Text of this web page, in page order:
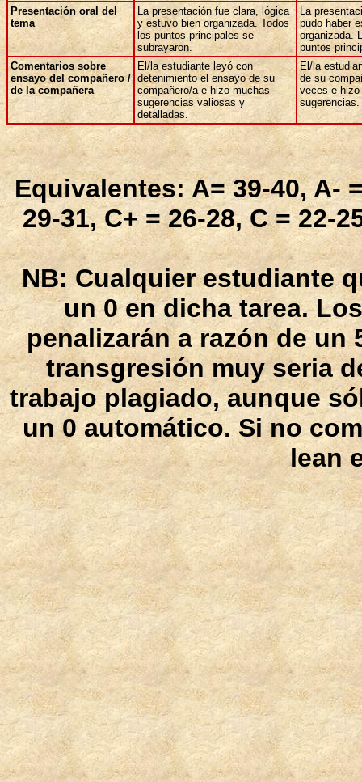
Presentación oral del
tema
La presentación fue clara, lógica
y estuvo bien organizada. Todos
los puntos principales se
subrayaron.
La
pudo haber
organizada.
puntos
Comentarios sobre
ensayo del compañero /
de la compañera
El/la estudiante leyó con
detenimiento el ensayo de su
compañero/a e hizo muchas
sugerencias valiosas y
detalladas.
El/la
de su
veces e hizo
sugerencias.
Equivalentes: A= 39-40, A-
29-31, C+ = 26-28, C = 22-
NB: Cualquier estudiante
un 0 en dicha tarea.
penalizarán a razón de un
transgresión muy seria
trabajo plagiado, aunque
un 0 automático. Si no
lean